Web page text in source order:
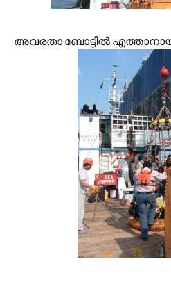
അവരതാ ബോട്ടില്‍